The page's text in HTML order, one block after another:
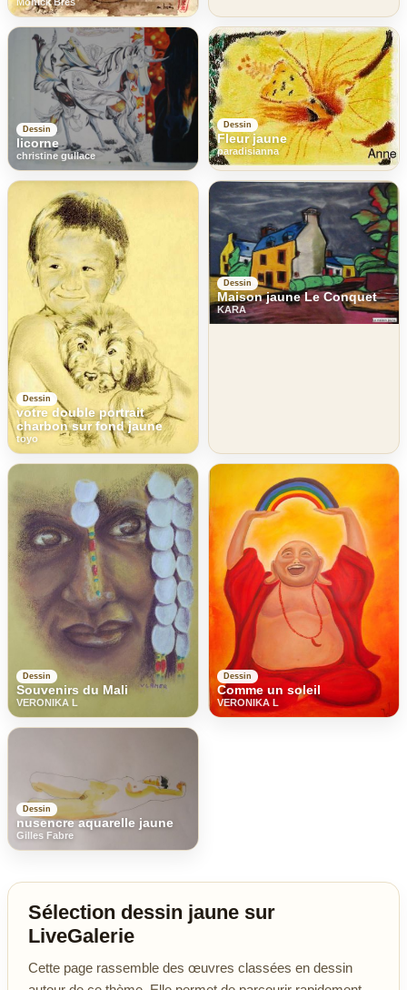
Dessin
licorne
christine gullace
Dessin
Fleur jaune
paradisianna
Dessin
votre double portrait
charbon sur fond jaune
toyo
Dessin
Maison jaune Le Conquet
KARA
Dessin
Souvenirs du Mali
VERONIKA L
Dessin
Comme un soleil
VERONIKA L
Dessin
nusencre aquarelle jaune
Gilles Fabre
Sélection dessin jaune sur
LiveGalerie
Cette page rassemble des œuvres classées en dessin